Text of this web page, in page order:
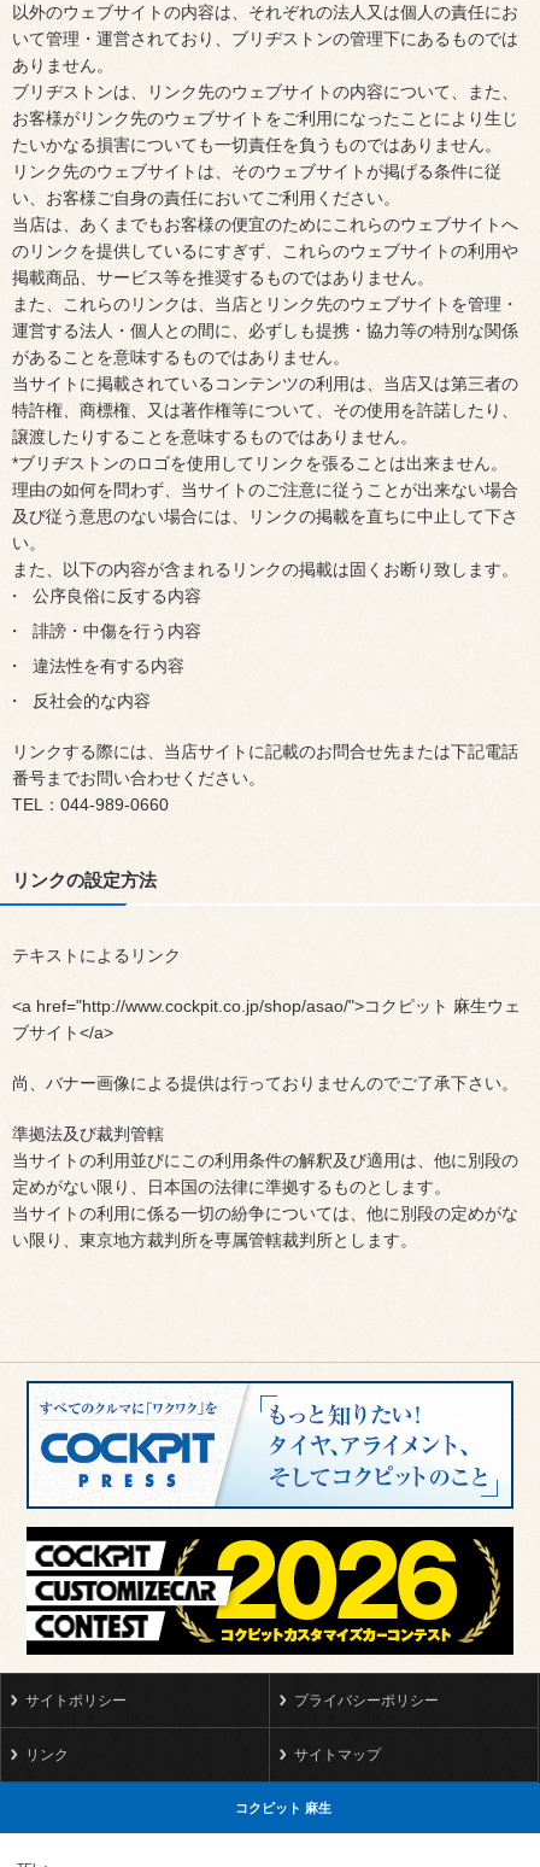
以外のウェブサイトの内容は、それぞれの法人又は個人の責任にお
いて管理・運営されており、ブリヂストンの管理下にあるものでは
ありません。
ブリヂストンは、リンク先のウェブサイトの内容について、また、
お客様がリンク先のウェブサイトをご利用になったことにより生じ
たいかなる損害についても一切責任を負うものではありません。
リンク先のウェブサイトは、そのウェブサイトが掲げる条件に従
い、お客様ご自身の責任においてご利用ください。
当店は、あくまでもお客様の便宜のためにこれらのウェブサイトへ
のリンクを提供しているにすぎず、これらのウェブサイトの利用や
掲載商品、サービス等を推奨するものではありません。
また、これらのリンクは、当店とリンク先のウェブサイトを管理・
運営する法人・個人との間に、必ずしも提携・協力等の特別な関係
があることを意味するものではありません。
当サイトに掲載されているコンテンツの利用は、当店又は第三者の
特許権、商標権、又は著作権等について、その使用を許諾したり、
譲渡したりすることを意味するものではありません。
*ブリヂストンのロゴを使用してリンクを張ることは出来ません。
理由の如何を問わず、当サイトのご注意に従うことが出来ない場合
及び従う意思のない場合には、リンクの掲載を直ちに中止して下さ
い。
また、以下の内容が含まれるリンクの掲載は固くお断り致します。
公序良俗に反する内容
誹謗・中傷を行う内容
違法性を有する内容
反社会的な内容
リンクする際には、当店サイトに記載のお問合せ先または下記電話
番号までお問い合わせください。
TEL：044-989-0660
リンクの設定方法
テキストによるリンク
<a href="http://www.cockpit.co.jp/shop/asao/">コクピット 麻生ウェ
ブサイト</a>
尚、バナー画像による提供は行っておりませんのでご了承下さい。
準拠法及び裁判管轄
当サイトの利用並びにこの利用条件の解釈及び適用は、他に別段の
定めがない限り、日本国の法律に準拠するものとします。
当サイトの利用に係る一切の紛争については、他に別段の定めがな
い限り、東京地方裁判所を専属管轄裁判所とします。
サイトポリシー プライバシーポリシー
リンク サイトマップ
コクピット 麻生